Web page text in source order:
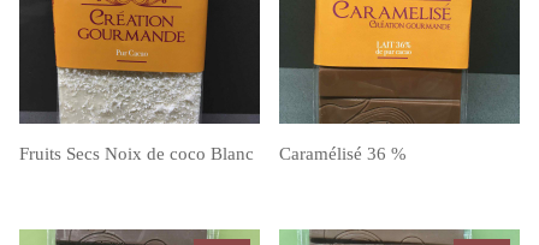
Fruits Secs Noix de coco Blanc Caramélisé 36 %